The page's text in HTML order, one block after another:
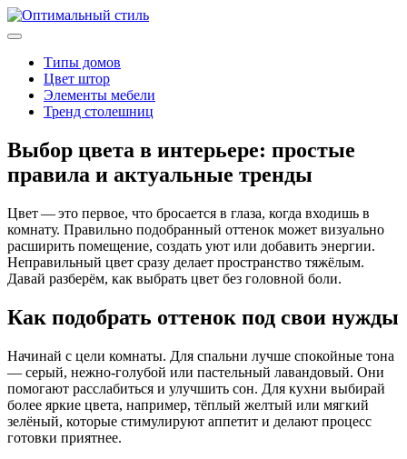
Типы домов
Цвет штор
Элементы мебели
Тренд столешниц
Выбор цвета в интерьере: простые
правила и актуальные тренды
Цвет — это первое, что бросается в глаза, когда входишь в
комнату. Правильно подобранный оттенок может визуально
расширить помещение, создать уют или добавить энергии.
Неправильный цвет сразу делает пространство тяжёлым.
Давай разберём, как выбрать цвет без головной боли.
Как подобрать оттенок под свои нужды
Начинай с цели комнаты. Для спальни лучше спокойные тона
— серый, нежно‑голубой или пастельный лавандовый. Они
помогают расслабиться и улучшить сон. Для кухни выбирай
более яркие цвета, например, тёплый желтый или мягкий
зелёный, которые стимулируют аппетит и делают процесс
готовки приятнее.